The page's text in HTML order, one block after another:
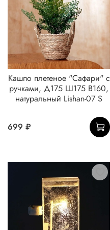
Кашпо плетеное "Сафари" с
ручками, Д175 Ш175 В160,
натуральный Lishan-07 S
699 ₽